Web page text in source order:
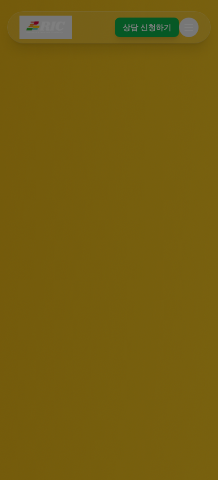
상담 신청하기